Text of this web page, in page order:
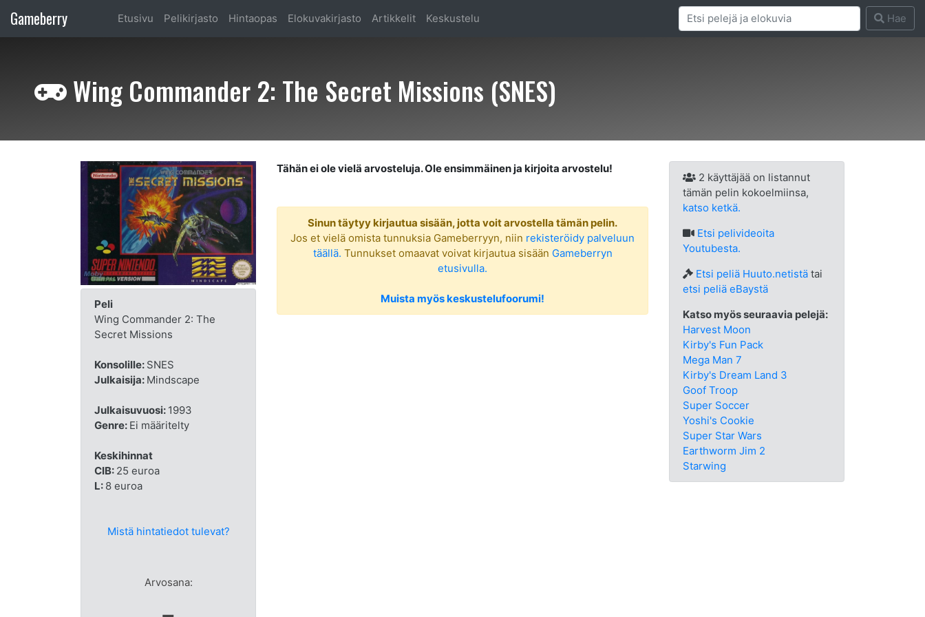
Gameberry Etusivu Pelikirjasto Hintaopas Elokuvakirjasto Artikkelit Keskustelu Hae
Wing Commander 2: The Secret Missions (SNES)
Peli
Wing Commander 2: The
Secret Missions
Konsolille: SNES
Julkaisija: Mindscape
Julkaisuvuosi: 1993
Genre: Ei määritelty
Keskihinnat
CIB: 25 euroa
L: 8 euroa
Mistä hintatiedot tulevat?
Arvosana:
Tähän ei ole vielä arvosteluja. Ole ensimmäinen ja kirjoita arvostelu!
Sinun täytyy kirjautua sisään, jotta voit arvostella tämän pelin.
Jos et vielä omista tunnuksia Gameberryyn, niin rekisteröidy palveluun
täällä. Tunnukset omaavat voivat kirjautua sisään Gameberryn
etusivulla.
Muista myös keskustelufoorumi!
2 käyttäjää on listannut
tämän pelin kokoelmiinsa,
katso ketkä.
Etsi pelivideoita
Youtubesta.
Etsi peliä Huuto.netistätai
etsi peliä eBaystä
Katso myös seuraavia pelejä:
Harvest Moon
Kirby's Fun Pack
Mega Man 7
Kirby's Dream Land 3
Goof Troop
Super Soccer
Yoshi's Cookie
Super Star Wars
Earthworm Jim 2
Starwing